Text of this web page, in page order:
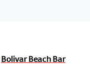
Bolivar Beach Bar